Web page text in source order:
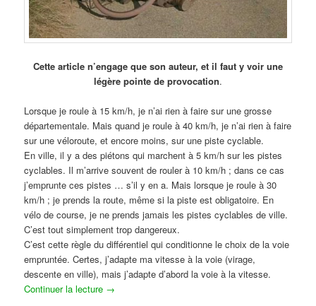
Cette article n’engage que son auteur, et il faut y voir une
légère pointe de provocation.
Lorsque je roule à 15 km/h, je n’ai rien à faire sur une grosse
départementale. Mais quand je roule à 40 km/h, je n’ai rien à faire
sur une véloroute, et encore moins, sur une piste cyclable.
En ville, il y a des piétons qui marchent à 5 km/h sur les pistes
cyclables. Il m’arrive souvent de rouler à 10 km/h ; dans ce cas
j’emprunte ces pistes … s’il y en a. Mais lorsque je roule à 30
km/h ; je prends la route, même si la piste est obligatoire. En
vélo de course, je ne prends jamais les pistes cyclables de ville.
C’est tout simplement trop dangereux.
C’est cette règle du différentiel qui conditionne le choix de la voie
empruntée. Certes, j’adapte ma vitesse à la voie (virage,
descente en ville), mais j’adapte d’abord la voie à la vitesse.
Continuer la lecture →